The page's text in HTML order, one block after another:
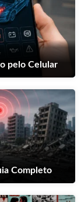
pelo Celular
Completo